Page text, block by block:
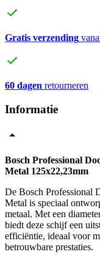
Gratis verzending
60 dagen retourneren
Informatie
Bosch Professional
Metal 125x22,23mm
De Bosch Professional
Metal is speciaal
metaal. Met een
biedt deze schijf een
efficiëntie, ideaal voor
betrouwbare prestaties.